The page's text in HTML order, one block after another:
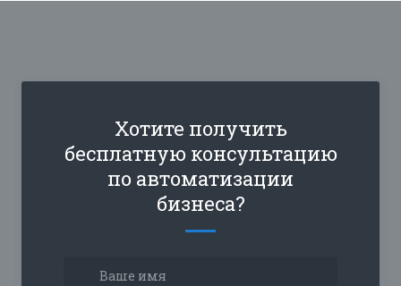
Хотите получить
бесплатную консультацию
по автоматизации
бизнеса?